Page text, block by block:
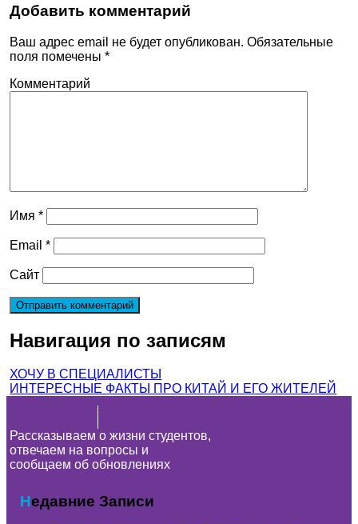
Добавить комментарий
Ваш адрес email не будет опубликован. Обязательные
поля помечены*
Комментарий
Имя*
Email*
Сайт
Навигация по записям
ХОЧУ В СПЕЦИАЛИСТЫ
ИНТЕРЕСНЫЕ ФАКТЫ ПРО КИТАЙ И ЕГО ЖИТЕЛЕЙ
Рассказываем о жизни студентов,
отвечаем на вопросы и
сообщаем об обновлениях
Недавние Записи